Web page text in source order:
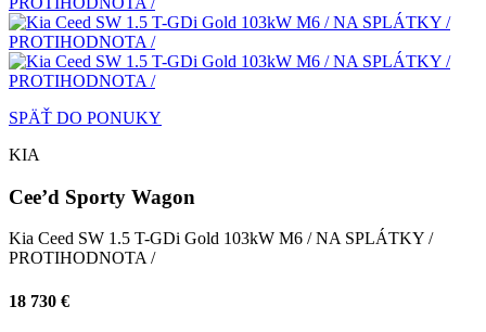
SPÄŤ DO PONUKY
KIA
Cee’d Sporty Wagon
Kia Ceed SW 1.5 T-GDi Gold 103kW M6 / NA SPLÁTKY /
PROTIHODNOTA /
18 730 €